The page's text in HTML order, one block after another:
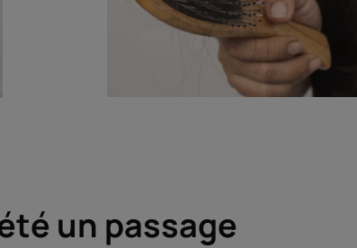
un passage